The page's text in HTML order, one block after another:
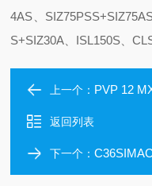
4AS、
S+SIZ30A、ISL150S、
上一个： PVP 12 MX /
返回列表
下一个：